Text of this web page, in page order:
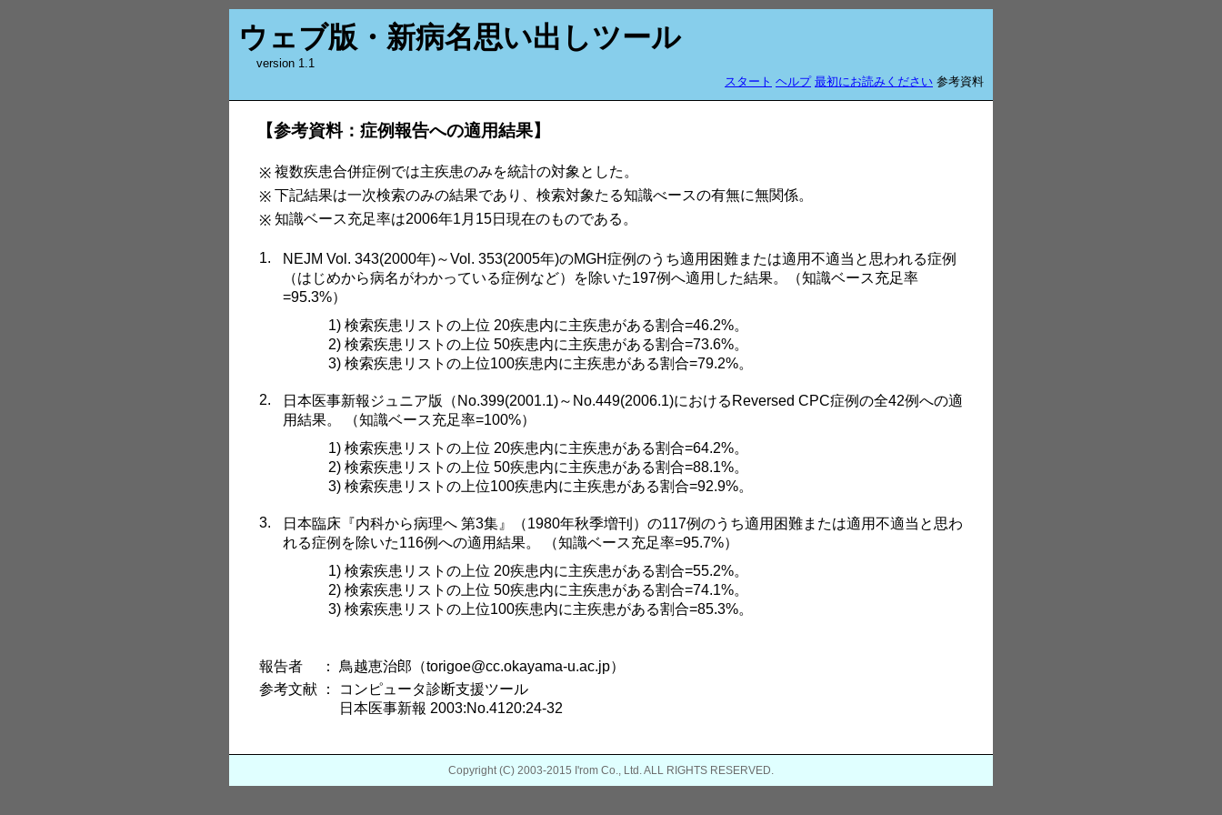
ウェブ版・新病名思い出しツール
version 1.1
スタート ヘルプ 最初にお読みください 参考資料
【参考資料：症例報告への適用結果】
※ 複数疾患合併症例では主疾患のみを統計の対象とした。
※ 下記結果は一次検索のみの結果であり、検索対象たる知識べースの有無に無関係。
※ 知識ベース充足率は2006年1月15日現在のものである。
1.
NEJM Vol. 343(2000年)～Vol. 353(2005年)のMGH症例のうち適用困難または適用不適当と思われる症例
（はじめから病名がわかっている症例など）を除いた197例へ適用した結果。（知識ベース充足率
=95.3%）
1) 検索疾患リストの上位 20疾患内に主疾患がある割合=46.2%。
2) 検索疾患リストの上位 50疾患内に主疾患がある割合=73.6%。
3) 検索疾患リストの上位100疾患内に主疾患がある割合=79.2%。
2.
日本医事新報ジュニア版（No.399(2001.1)～No.449(2006.1)におけるReversed CPC症例の全42例への適
用結果。 （知識ベース充足率=100%）
1) 検索疾患リストの上位 20疾患内に主疾患がある割合=64.2%。
2) 検索疾患リストの上位 50疾患内に主疾患がある割合=88.1%。
3) 検索疾患リストの上位100疾患内に主疾患がある割合=92.9%。
3.
日本臨床『内科から病理へ 第3集』（1980年秋季増刊）の117例のうち適用困難または適用不適当と思わ
れる症例を除いた116例への適用結果。 （知識ベース充足率=95.7%）
1) 検索疾患リストの上位 20疾患内に主疾患がある割合=55.2%。
2) 検索疾患リストの上位 50疾患内に主疾患がある割合=74.1%。
3) 検索疾患リストの上位100疾患内に主疾患がある割合=85.3%。
報告者 ：
鳥越恵治郎（torigoe@cc.okayama-u.ac.jp）
参考文献
：
コンピュータ診断支援ツール
日本医事新報 2003:No.4120:24-32
Copyright (C) 2003-2015 I'rom Co., Ltd. ALL RIGHTS RESERVED.